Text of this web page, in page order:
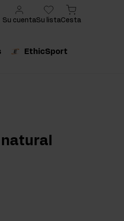
EthicSport
Su cuentaSu listaCesta